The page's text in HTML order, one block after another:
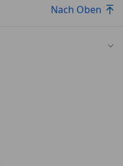
Nach Oben